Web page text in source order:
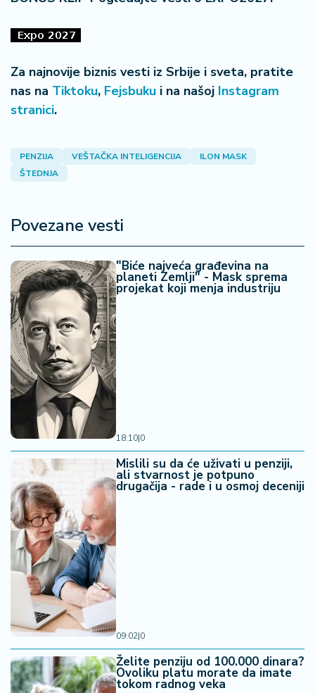
Za najnovije biznis vesti iz Srbije i sveta, pratite
nas na Tiktoku, Fejsbuku i na našoj Instagram
stranici.
PENZIJA VEŠTAČKA INTELIGENCIJA
ILON MASK
ŠTEDNJA
Povezane vesti
"Biće najveća građevina na
planeti Zemlji" - Mask sprema
projekat koji menja industriju
18:10|0
Mislili su da će uživati u penziji,
ali stvarnost je potpuno
drugačija - rade i u osmoj deceniji
09:02|0
Želite penziju od 100.000 dinara?
Ovoliku platu morate da imate
tokom radnog veka